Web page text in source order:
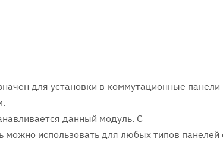
для установки в коммутационные панели
данный модуль. С
использовать для любых типов панелей